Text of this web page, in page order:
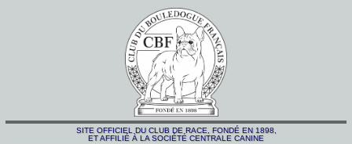
SITE OFFICIEL DU CLUB DE RACE, FONDÉ EN 1898,
ET AFFILIÉ À LA SOCIÉTÉ CENTRALE CANINE